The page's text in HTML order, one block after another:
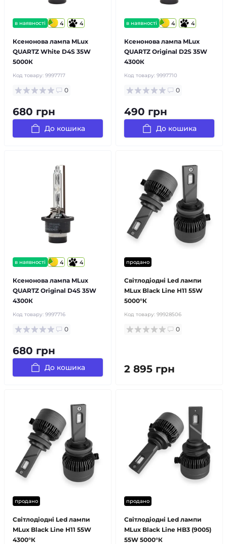
в наявності 4 4
Ксенонова лампа MLux
QUARTZ White D4S 35W
5000К
Код товару: 9997717
0
680 грн
До кошика
в наявності 4 4
Ксенонова лампа MLux
QUARTZ Original D2S 35W
4300К
Код товару: 9997710
0
490 грн
До кошика
в наявності 4 4
Ксенонова лампа MLux
QUARTZ Original D4S 35W
4300К
Код товару: 9997716
0
680 грн
До кошика
продано
Світлодіодні Led лампи
MLux Black Line H11 55W
5000°К
Код товару: 99928506
0
2 895 грн
продано
Світлодіодні Led лампи
MLux Black Line H11 55W
4300°К
продано
Світлодіодні Led лампи
MLux Black Line HB3 (9005)
55W 5000°К